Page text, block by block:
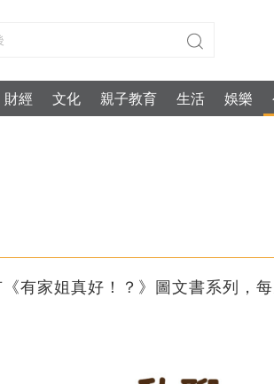
財經 文化 親子教育 生活 娛樂
有家姐真好！？》圖文書系列，